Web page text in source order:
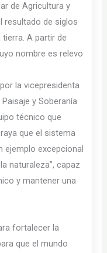
de Agricultura y
resultado de siglos
A partir de
nombre es relevo
la vicepresidenta
y Soberanía
técnico que
que el sistema
ejemplo excepcional
naturaleza”, capaz
y mantener una
fortalecer la
que el mundo